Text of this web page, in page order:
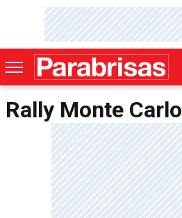
Rally Monte Carlo